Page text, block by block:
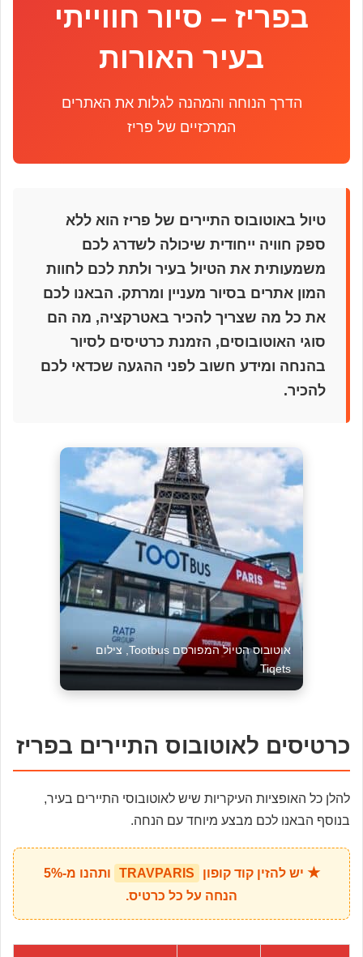
בפריז – סיור חווייתי
בעיר האורות
הדרך הנוחה והמהנה לגלות את האתרים
המרכזיים של פריז
טיול באוטובוס התיירים של פריז הוא ללא
ספק חוויה ייחודית שיכולה לשדרג לכם
משמעותית את הטיול בעיר ולתת לכם לחוות
המון אתרים בסיור מעניין ומרתק. הבאנו לכם
את כל מה שצריך להכיר באטרקציה, מה הם
סוגי האוטובוסים, הזמנת כרטיסים לסיור
בהנחה ומידע חשוב לפני ההגעה שכדאי לכם
להכיר.
אוטובוס הטיול המפורסם Tootbus, צילום
Tiqets
כרטיסים לאוטובוס התיירים בפריז
להלן כל האופציות העיקריות שיש לאוטובוסי התיירים בעיר,
בנוסף הבאנו לכם מבצע מיוחד עם הנחה.
★ יש להזין קוד קופון TRAVPARIS
ותהנו מ-5%
הנחה על כל כרטיס.